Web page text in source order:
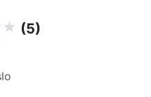
(5)